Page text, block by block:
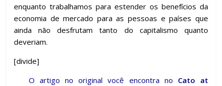
enquanto trabalhamos para estender os benefícios da
economia de mercado para as pessoas e países que
ainda não desfrutam tanto do capitalismo quanto
deveriam.
[divide]
O artigo no original você encontra no Cato at